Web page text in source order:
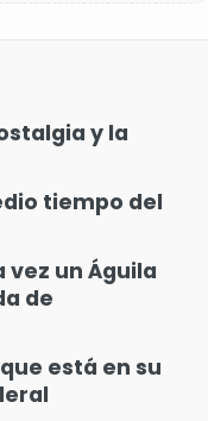
y la
tiempo del
un Águila
de
está en su